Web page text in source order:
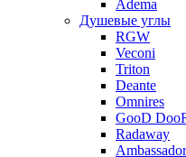
Adema
Душевые углы
RGW
Veconi
Triton
Deante
Omnires
GooD
Radaway
Ambassador